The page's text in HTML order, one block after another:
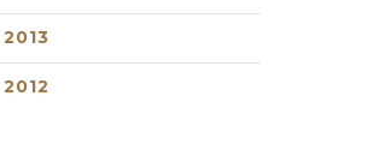
2013
2012